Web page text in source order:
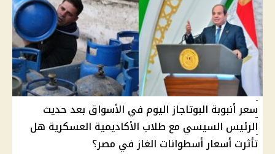
سعر أنبوبة البوتاجاز اليوم في الأسواق بعد حديث
الرئيس السيسي مع طلاب الأكاديمية العسكرية هل
تأثرت أسعار أسطوانات الغاز في مصر؟